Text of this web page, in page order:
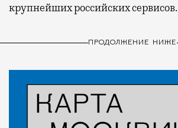
крупнейших российских сервисов.
ПРОДОЛЖЕНИЕ НИЖЕ